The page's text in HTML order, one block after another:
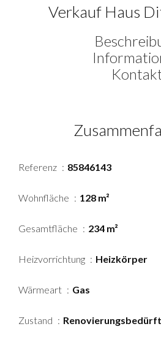
Verkauf Haus
Referenz 85846143
Wohnfläche 128 m²
Gesamtfläche 234 m²
Heizvorrichtung Heizkörper
Wärmeart Gas
Zustand